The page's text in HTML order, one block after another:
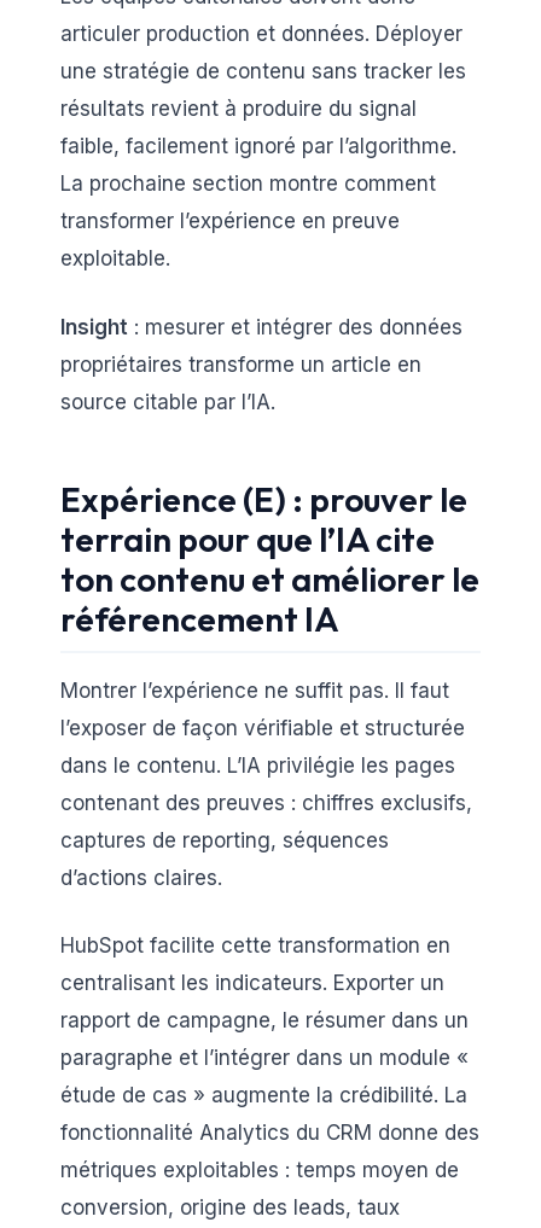
articuler production et données. Déployer
une stratégie de contenu sans tracker les
résultats revient à produire du signal
faible, facilement ignoré par l’algorithme.
La prochaine section montre comment
transformer l’expérience en preuve
exploitable.
Insight : mesurer et intégrer des données
propriétaires transforme un article en
source citable par l’IA.
Expérience (E) : prouver le
terrain pour que l’IA cite
ton contenu et améliorer le
référencement IA
Montrer l’expérience ne suffit pas. Il faut
l’exposer de façon vérifiable et structurée
dans le contenu. L’IA privilégie les pages
contenant des preuves : chiffres exclusifs,
captures de reporting, séquences
d’actions claires.
HubSpot facilite cette transformation en
centralisant les indicateurs. Exporter un
rapport de campagne, le résumer dans un
paragraphe et l’intégrer dans un module «
étude de cas » augmente la crédibilité. La
fonctionnalité Analytics du CRM donne des
métriques exploitables : temps moyen de
conversion, origine des leads, taux